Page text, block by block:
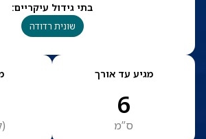
בתי גידול עיקריים:
שונית רדודה
מגיע עד אורך
6
ס”מ (